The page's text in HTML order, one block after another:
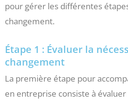
pour gérer les différentes
changement.
Étape 1 : Évaluer la
changement
La première étape pour
en entreprise consiste à